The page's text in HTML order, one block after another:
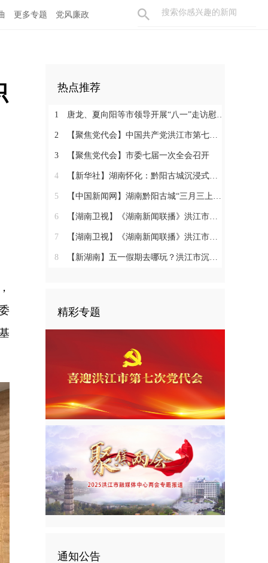
更多专题 党风廉政
热点推荐
1 唐龙、夏向阳等市领导开展“八一”走访慰问活动
2 【聚焦党代会】中国共产党洪江市第七次代表大会胜利闭幕
3 【聚焦党代会】市委七届一次全会召开
4 【新华社】湖南怀化：黔阳古城沉浸式玩法热度攀升
5 【中国新闻网】湖南黔阳古城“三月三上巳节”演绎千年文化盛宴
6 【湖南卫视】《湖南新闻联播》洪江市：相约三月三 体验地道民俗
7 【湖南卫视】《湖南新闻联播》洪江市：相约三月三 体验地道民俗
8 【新湖南】五一假期去哪玩？洪江市沉浸式西游、趣味农耕、青春汇演……5天不重样
精彩专题
通知公告